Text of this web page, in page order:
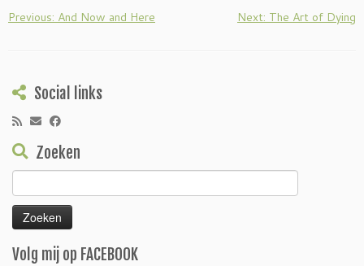
Previous: And Now and Here
Next: The Art of Dying
Social links
Zoeken
naar:
Volg mij op FACEBOOK